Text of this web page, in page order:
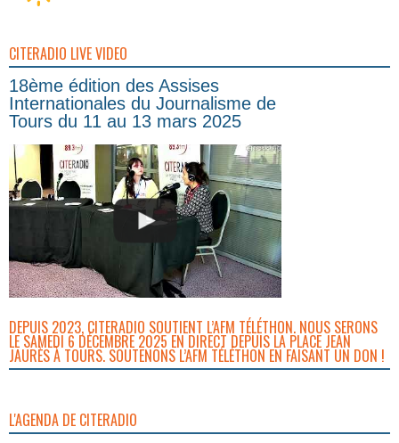
CITERADIO LIVE VIDEO
18ème édition des Assises
Internationales du Journalisme de
Tours du 11 au 13 mars 2025
DEPUIS 2023, CITERADIO SOUTIENT L’AFM TÉLÉTHON. NOUS SERONS
LE SAMEDI 6 DÉCEMBRE 2025 EN DIRECT DEPUIS LA PLACE JEAN
JAURÈS À TOURS. SOUTENONS L’AFM TÉLÉTHON EN FAISANT UN DON !
L'AGENDA DE CITERADIO